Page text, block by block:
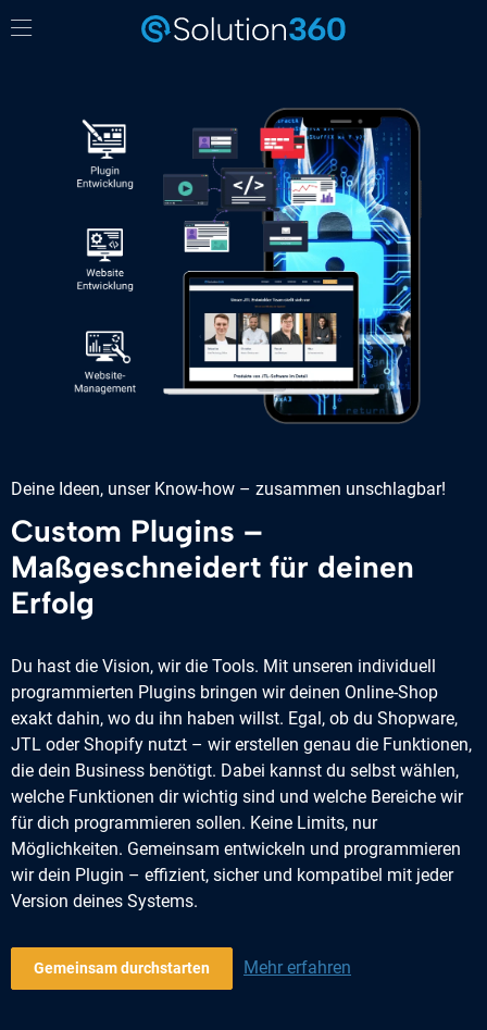
Deine Ideen, unser Know-how – zusammen unschlagbar!
Custom Plugins –
Maßgeschneidert für deinen
Erfolg
Du hast die Vision, wir die Tools. Mit unseren individuell
programmierten Plugins bringen wir deinen Online-Shop
exakt dahin, wo du ihn haben willst. Egal, ob du Shopware,
JTL oder Shopify nutzt – wir erstellen genau die Funktionen,
die dein Business benötigt. Dabei kannst du selbst wählen,
welche Funktionen dir wichtig sind und welche Bereiche wir
für dich programmieren sollen. Keine Limits, nur
Möglichkeiten. Gemeinsam entwickeln und programmieren
wir dein Plugin – effizient, sicher und kompatibel mit jeder
Version deines Systems.
Gemeinsam durchstarten Mehr erfahren